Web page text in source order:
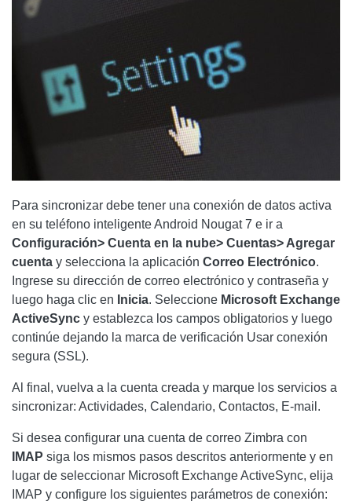
Para sincronizar debe tener una conexión de datos activa
en su teléfono inteligente Android Nougat 7 e ir a
Configuración> Cuenta en la nube> Cuentas> Agregar
cuenta y selecciona la aplicación Correo Electrónico.
Ingrese su dirección de correo electrónico y contraseña y
luego haga clic en Inicia. Seleccione Microsoft Exchange
ActiveSync y establezca los campos obligatorios y luego
continúe dejando la marca de verificación Usar conexión
segura (SSL).
Al final, vuelva a la cuenta creada y marque los servicios a
sincronizar: Actividades, Calendario, Contactos, E-mail.
Si desea configurar una cuenta de correo Zimbra con
IMAP siga los mismos pasos descritos anteriormente y en
lugar de seleccionar Microsoft Exchange ActiveSync, elija
IMAP y configure los siguientes parámetros de conexión: